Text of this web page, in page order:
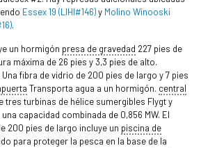
Essex 19 (LIHI#146)y Molino Winooski
.
un hormigón presa de gravedad 227 pies de
máxima de 26 pies y 3,3 pies de alto.
Una fibra de vidrio de 200 pies de largo y 7 pies
Transporta agua a un hormigón. central
tres turbinas de hélice sumergibles Flygt y
capacidad combinada de 0,856 MW. El
200 pies de largo incluye un piscina de
para proteger la pesca en la base de la